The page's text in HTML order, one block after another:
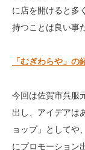
に店を開けると多
持つことは良い事
「むぎわらや」の
今回は佐賀市呉服
出し、アイデアは
ョップ」としてや
にプロモーション